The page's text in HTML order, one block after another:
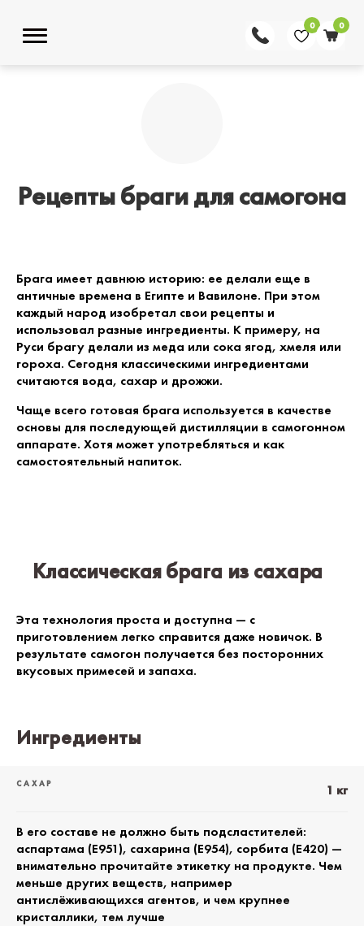
0 0
Рецепты браги для самогона
Брага имеет давнюю историю: ее делали еще в
античные времена в Египте и Вавилоне. При этом
каждый народ изобретал свои рецепты и
использовал разные ингредиенты. К примеру, на
Руси брагу делали из меда или сока ягод, хмеля или
гороха. Сегодня классическими ингредиентами
считаются вода, сахар и дрожжи.
Чаще всего готовая брага используется в качестве
основы для последующей дистилляции в самогонном
аппарате. Хотя может употребляться и как
самостоятельный напиток.
Классическая брага из сахара
Эта технология проста и доступна — с
приготовлением легко справится даже новичок. В
результате самогон получается без посторонних
вкусовых примесей и запаха.
Ингредиенты
САХАР 1 кг
В его составе не должно быть подсластителей:
аспартама (E951), сахарина (E954), сорбита (E420) —
внимательно прочитайте этикетку на продукте. Чем
меньше других веществ, например
антислёживающихся агентов, и чем крупнее
кристаллики, тем лучше